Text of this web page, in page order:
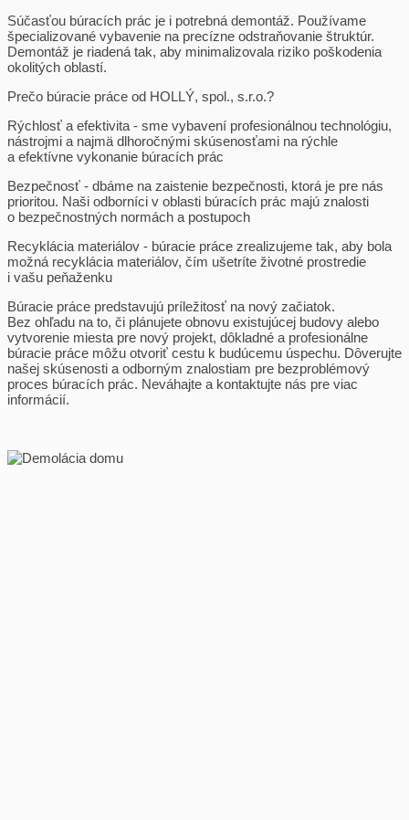
Súčasťou búracích prác je i potrebná demontáž. Používame
špecializované vybavenie na precízne odstraňovanie štruktúr.
Demontáž je riadená tak, aby minimalizovala riziko poškodenia
okolitých oblastí.
Prečo búracie práce od HOLLÝ, spol., s.r.o.?
Rýchlosť a efektivita - sme vybavení profesionálnou technológiu,
nástrojmi a najmä dlhoročnými skúsenosťami na rýchle
a efektívne vykonanie búracích prác
Bezpečnosť - dbáme na zaistenie bezpečnosti, ktorá je pre nás
prioritou. Naši odborníci v oblasti búracích prác majú znalosti
o bezpečnostných normách a postupoch
Recyklácia materiálov - búracie práce zrealizujeme tak, aby bola
možná recyklácia materiálov, čím ušetríte životné prostredie
i vašu peňaženku
Búracie práce predstavujú príležitosť na nový začiatok.
Bez ohľadu na to, či plánujete obnovu existujúcej budovy alebo
vytvorenie miesta pre nový projekt, dôkladné a profesionálne
búracie práce môžu otvoriť cestu k budúcemu úspechu. Dôverujte
našej skúsenosti a odborným znalostiam pre bezproblémový
proces búracích prác. Neváhajte a kontaktujte nás pre viac
informácií.